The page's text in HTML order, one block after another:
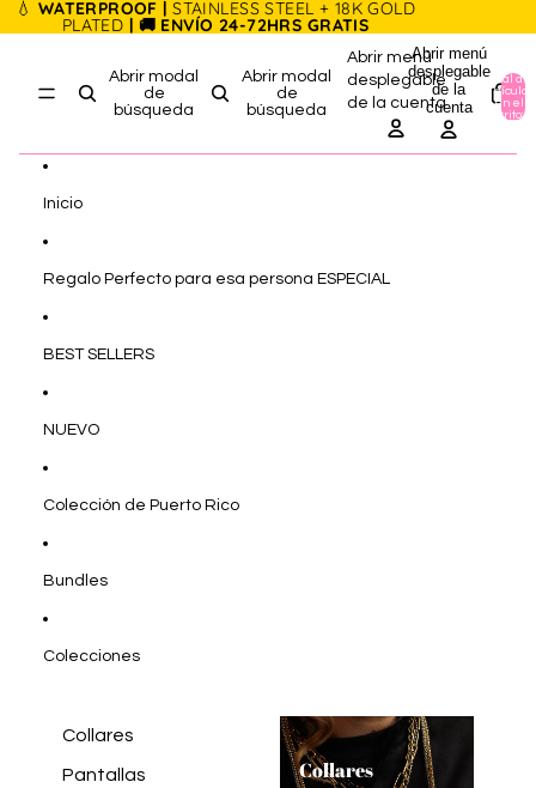
💧 WATERPROOF |STAINLESS STEEL + 18K GOLD
PLATED | 🚚 ENVÍO 24-72HRS GRATIS
Abrir modal
de
búsqueda
Abrir modal
de
búsqueda
Abrir menú
desplegable
de la cuenta
Abrir menú
desplegable
de la
cuenta
Total de
artículos
en el
carrito: 0
Inicio
Regalo Perfecto para esa persona ESPECIAL
BEST SELLERS
NUEVO
Colección de Puerto Rico
Bundles
Colecciones
Collares
Pantallas Collares